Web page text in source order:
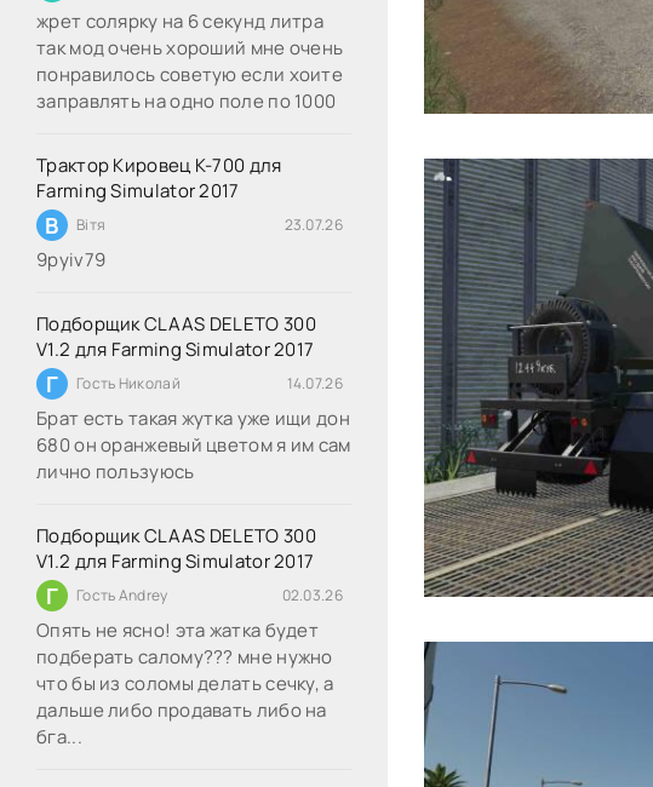
жрет солярку на 6 секунд литра
так мод очень хороший мне очень
понравилось советую если хоите
заправлять на одно поле по 1000
Трактор Кировец К-700 для
Farming Simulator 2017
В Вітя 23.07.26
9руіv79
Подборщик CLAAS DELETO 300
V1.2 для Farming Simulator 2017
Г Гость Николай 14.07.26
Брат есть такая жутка уже ищи дон
680 он оранжевый цветом я им сам
лично пользуюсь
Подборщик CLAAS DELETO 300
V1.2 для Farming Simulator 2017
Г Гость Andrey 02.03.26
Опять не ясно! эта жатка будет
подберать салому??? мне нужно
что бы из соломы делать сечку, а
дальше либо продавать либо на
бга...